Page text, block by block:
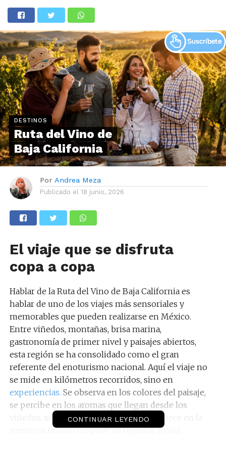
DESTINOS
Ruta del Vino de
Baja California
Por Andrea Meza
Publicado el 18 junio, 2026
El viaje que se disfruta
copa a copa
Hablar de la Ruta del Vino de Baja California es
hablar de uno de los viajes más sensoriales y
memorables que pueden realizarse en México.
Entre viñedos, montañas, brisa marina,
gastronomía de primer nivel y paisajes abiertos,
esta región se ha consolidado como el gran
referente del enoturismo nacional. Aquí el viaje no
se mide en kilómetros recorridos, sino en
experiencias. Se observa en los colores del paisaje,
se percibe en los aromas que llegan desde los
viñedos, se disfruta en la mesa y permanece en la
memoria mucho después de regresar a casa.
CONTINUAR LEYENDO